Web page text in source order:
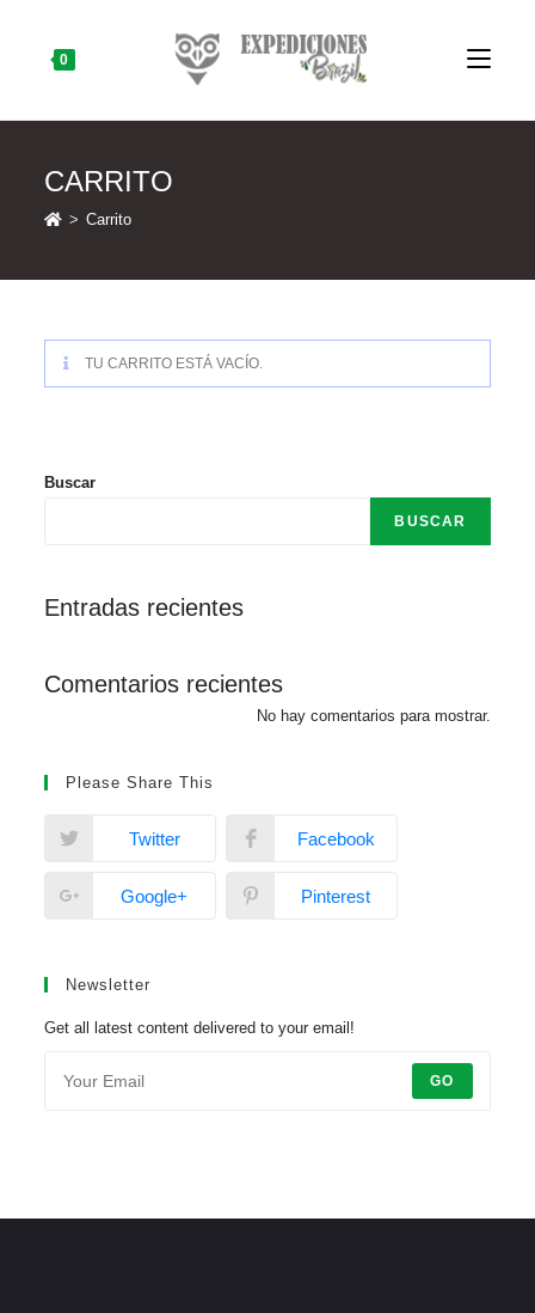
content 0
CARRITO
> Carrito
TU CARRITO ESTÁ VACÍO.
Buscar
BUSCAR
Entradas recientes
Comentarios recientes
No hay comentarios para mostrar.
Please Share This
Twitter Facebook
Google+ Pinterest
Newsletter
Get all latest content delivered to your email!
GO